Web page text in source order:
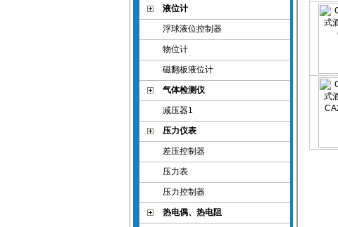
液位计
浮球液位控制器
物位计
磁翻板液位计
气体检测仪
减压器1
压力仪表
差压控制器
压力表
压力控制器
热电偶、热电阻